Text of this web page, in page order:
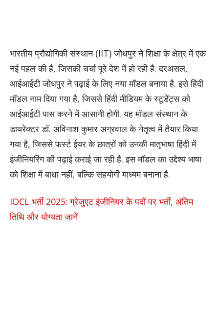
भारतीय प्रौद्योगिकी संस्थान (IIT) जोधपुर ने शिक्षा के क्षेत्र में एक
नई पहल की है, जिसकी चर्चा पूरे देश में हो रही है. दरअसल,
आईआईटी जोधपुर ने पढ़ाई के लिए नया मॉडल बनाया है. इसे हिंदी
मॉडल नाम दिया गया है, जिससे हिंदी मीडियम के स्टूडेंट्स को
आईआईटी पास करने में आसानी होगी. यह मॉडल संस्थान के
डायरेक्टर डॉ. अविनाश कुमार अग्रवाल के नेतृत्व में तैयार किया
गया है, जिससे फर्स्ट ईयर के छात्रों को उनकी मातृभाषा हिंदी में
इंजीनियरिंग की पढ़ाई कराई जा रही है. इस मॉडल का उद्देश्य भाषा
को शिक्षा में बाधा नहीं, बल्कि सहयोगी माध्यम बनाना है.
IOCL भर्ती 2025: ग्रेजुएट इंजीनियर के पदों पर भर्ती, अंतिम
तिथि और योग्यता जानें